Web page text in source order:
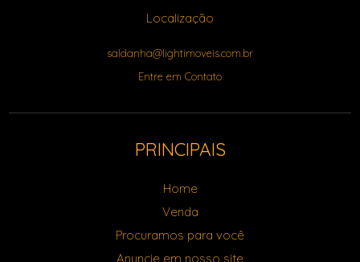
Localização
saldanha@lightimoveis.com.br
Entre em Contato
PRINCIPAIS
Home
Venda
Procuramos para você
Anuncie em nosso site